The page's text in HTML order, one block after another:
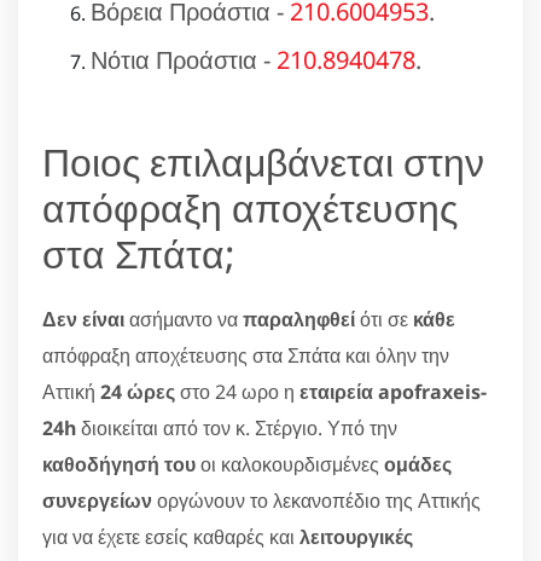
Βόρεια Προάστια - 210.6004953.
Νότια Προάστια - 210.8940478.
Ποιος επιλαμβάνεται στην
απόφραξη αποχέτευσης
στα Σπάτα;
Δεν είναιασήμαντο ναπαραληφθείότι σε κάθε
απόφραξη αποχέτευσης στα Σπάτα και όλην την
Αττική 24 ώρεςστο 24 ωρο η εταιρεία apofraxeis-
24hδιοικείται από τον κ. Στέργιο. Υπό την
καθοδήγησή τουοι καλοκουρδισμένες ομάδες
συνεργείωνοργώνουν το λεκανοπέδιο της Αττικής
για να έχετε εσείς καθαρές και λειτουργικές